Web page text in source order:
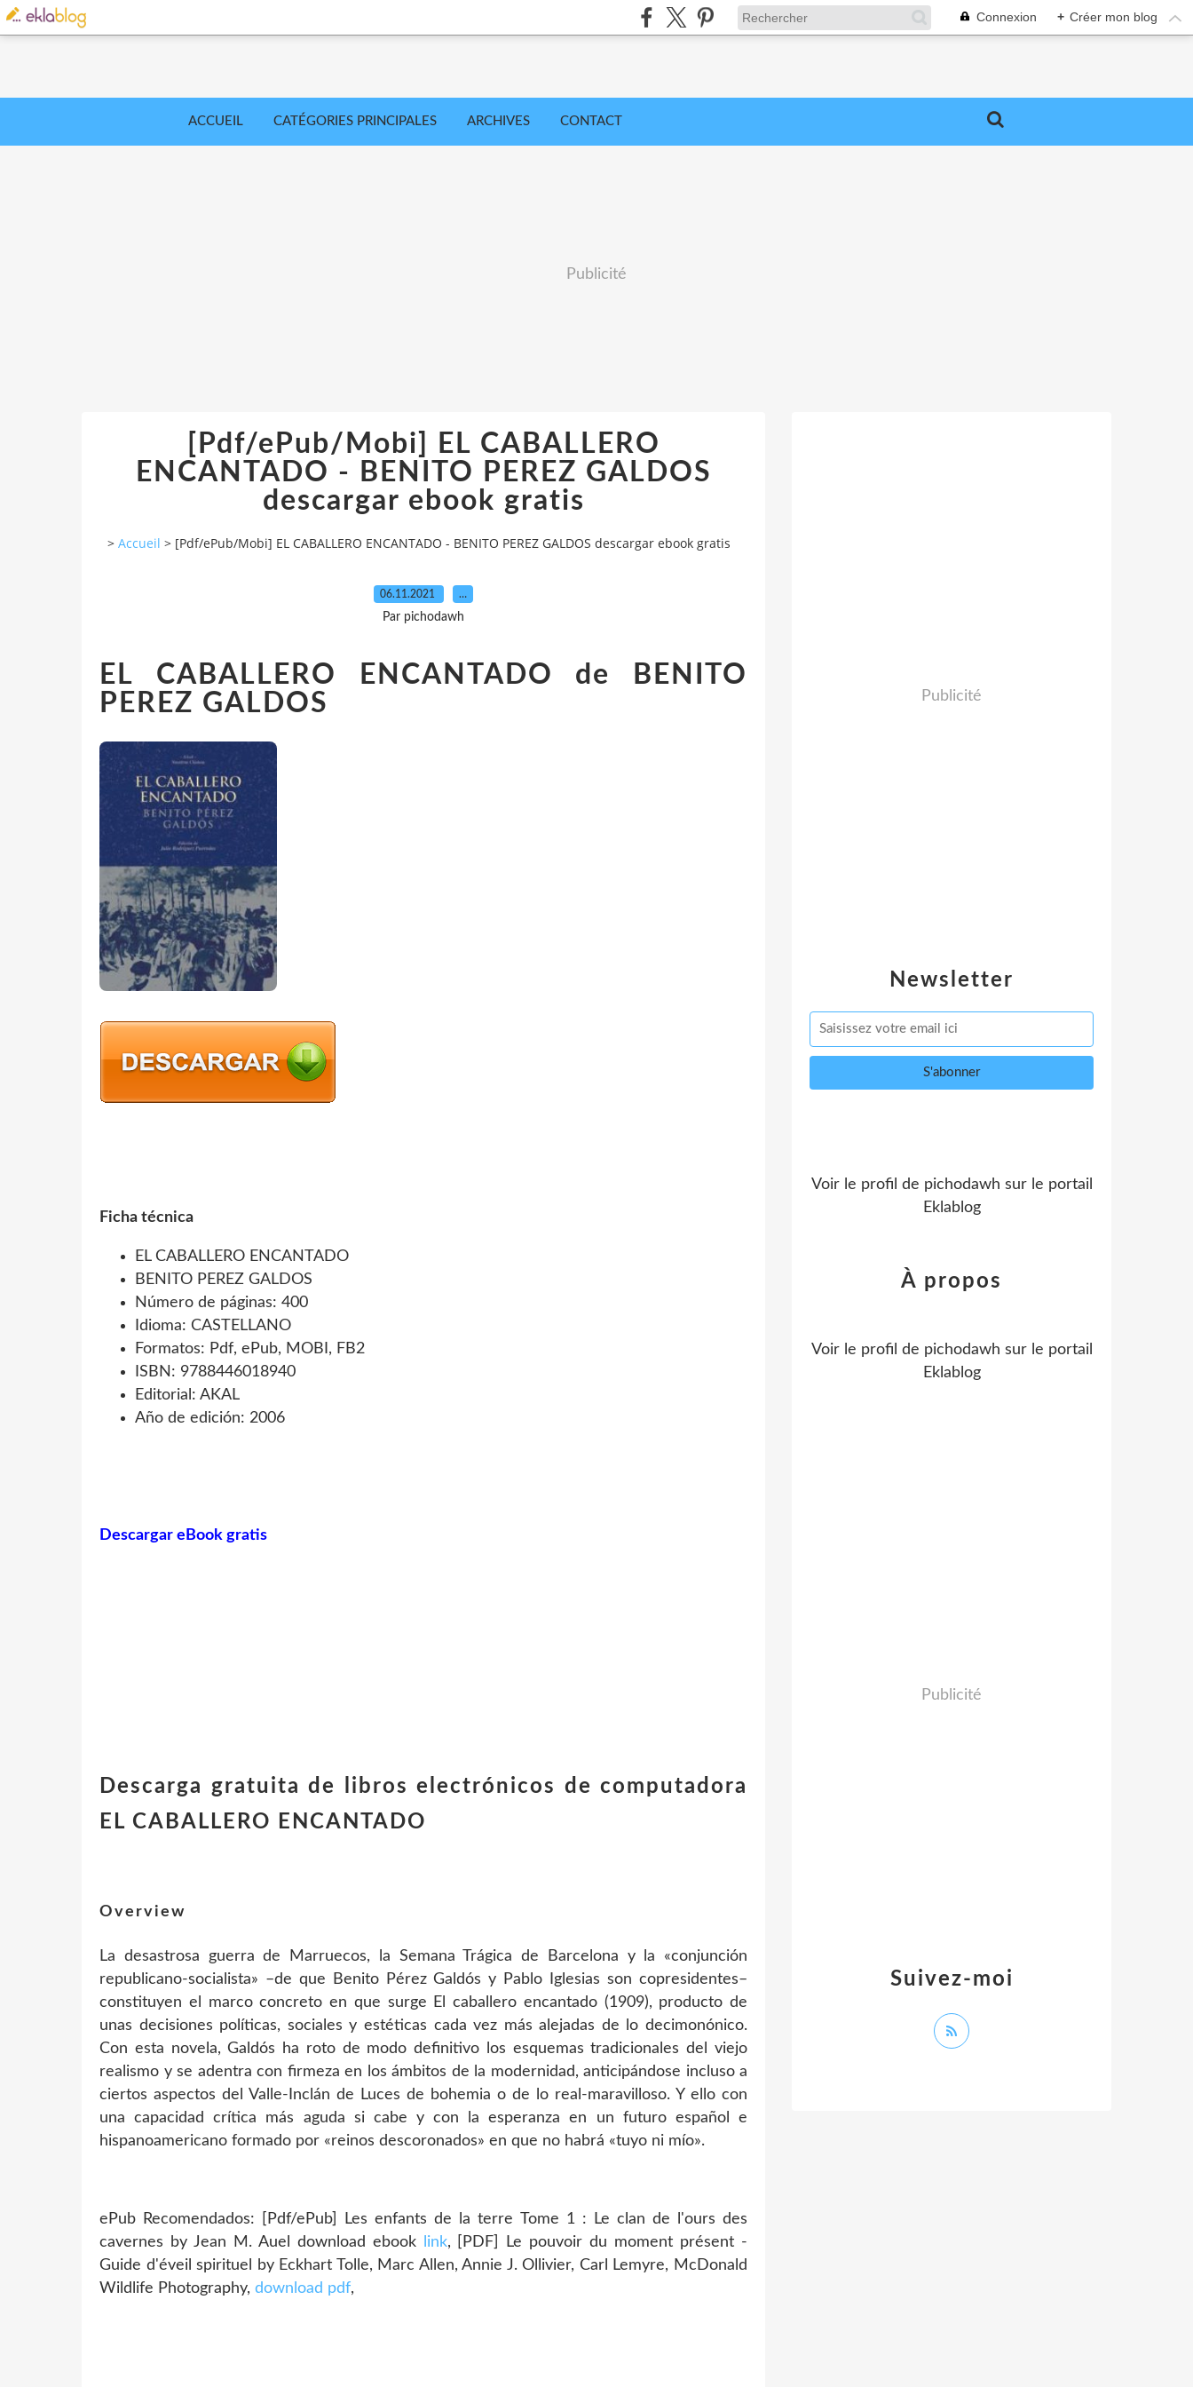
Connexion + Créer mon blog
ACCUEIL CATÉGORIES PRINCIPALES ARCHIVES CONTACT
Publicité
[Pdf/ePub/Mobi] EL CABALLERO
ENCANTADO - BENITO PEREZ GALDOS
descargar ebook gratis
> Accueil > [Pdf/ePub/Mobi] EL CABALLERO ENCANTADO - BENITO PEREZ GALDOS descargar ebook gratis
06.11.2021 …
Par pichodawh
EL CABALLERO ENCANTADO de BENITO
PEREZ GALDOS
Ficha técnica
EL CABALLERO ENCANTADO
BENITO PEREZ GALDOS
Número de páginas: 400
Idioma: CASTELLANO
Formatos: Pdf, ePub, MOBI, FB2
ISBN: 9788446018940
Editorial: AKAL
Año de edición: 2006
Descargar eBook gratis
Descarga gratuita de libros electrónicos de computadora
EL CABALLERO ENCANTADO
Overview
La desastrosa guerra de Marruecos, la Semana Trágica de Barcelona y la «conjunción
republicano-socialista» –de que Benito Pérez Galdós y Pablo Iglesias son copresidentes–
constituyen el marco concreto en que surge El caballero encantado (1909), producto de
unas decisiones políticas, sociales y estéticas cada vez más alejadas de lo decimonónico.
Con esta novela, Galdós ha roto de modo definitivo los esquemas tradicionales del viejo
realismo y se adentra con firmeza en los ámbitos de la modernidad, anticipándose incluso a
ciertos aspectos del Valle-Inclán de Luces de bohemia o de lo real-maravilloso. Y ello con
una capacidad crítica más aguda si cabe y con la esperanza en un futuro español e
hispanoamericano formado por «reinos descoronados» en que no habrá «tuyo ni mío».
ePub Recomendados: [Pdf/ePub] Les enfants de la terre Tome 1 : Le clan de l'ours des
cavernes by Jean M. Auel download ebook
link, [PDF] Le pouvoir du moment présent -
Guide d'éveil spirituel by Eckhart Tolle, Marc Allen, Annie J. Ollivier, Carl Lemyre, McDonald
Wildlife Photography, download pdf,
Newsletter
Publicité
Voir le profil de pichodawh sur le portail
Eklablog
Suivez-moi
À propos
Voir le profil de pichodawh sur le portail
Eklablog
Publicité